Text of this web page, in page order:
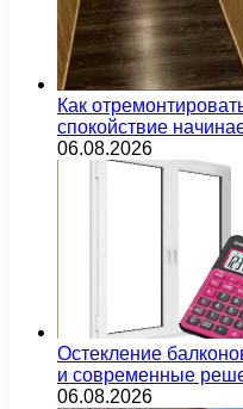
Как
спокойствие
06.08.2026
Остекление
и современные
06.08.2026